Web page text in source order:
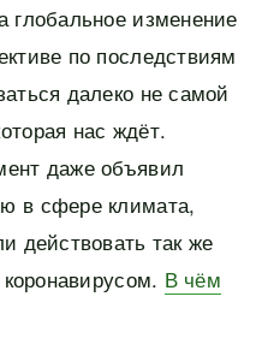
глобальное изменение
по последствиям
далеко не самой
нас ждёт.
даже объявил
в сфере климата,
действовать так же
В чём